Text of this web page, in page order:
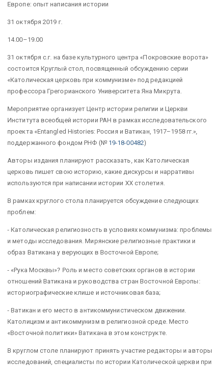
Европе: опыт написания истории
31 октября 2019 г.
14.00–19.00
31 октября с.г. на базе культурного центра «Покровские ворота»
состоится Круглый стол, посвященный обсуждению серии
«Католическая церковь при коммунизме» под редакцией
профессора Грегорианского Университета Яна Микрута.
Мероприятие организует Центр истории религии и Церкви
Института всеобщей истории РАН в рамках исследовательского
проекта «Entangled Histories: Россия и Ватикан, 1917–1958 гг.»,
поддержанного фондом РНФ (№ 19-18-00482)
Авторы издания планируют рассказать, как Католическая
церковь пишет свою историю, какие дискурсы и нарративы
используются при написании истории ХХ столетия.
В рамках круглого стола планируется обсуждение следующих
проблем:
- Католическая религиозность в условиях коммунизма: проблемы
и методы исследования. Мирянские религиозные практики и
образ Ватикана у верующих в Восточной Европе;
- «Рука Москвы»? Роль и место советских органов в истории
отношений Ватикана и руководства стран Восточной Европы:
историографические клише и источниковая база;
- Ватикан и его место в антикоммунистическом движении.
Католицизм и антикоммунизм в религиозной среде. Место
«Восточной политики» Ватикана в этом конструкте.
В круглом столе планируют принять участие редакторы и авторы
исследований, специалисты по истории Католической церкви при